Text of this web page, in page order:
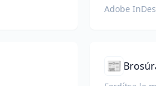
Adobe
📰